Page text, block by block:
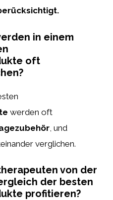
in einem
oft
werden oft
, und
verglichen.
von der
der besten
profitieren?